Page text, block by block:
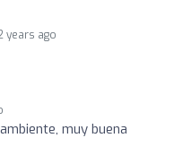
years ago
muy buena